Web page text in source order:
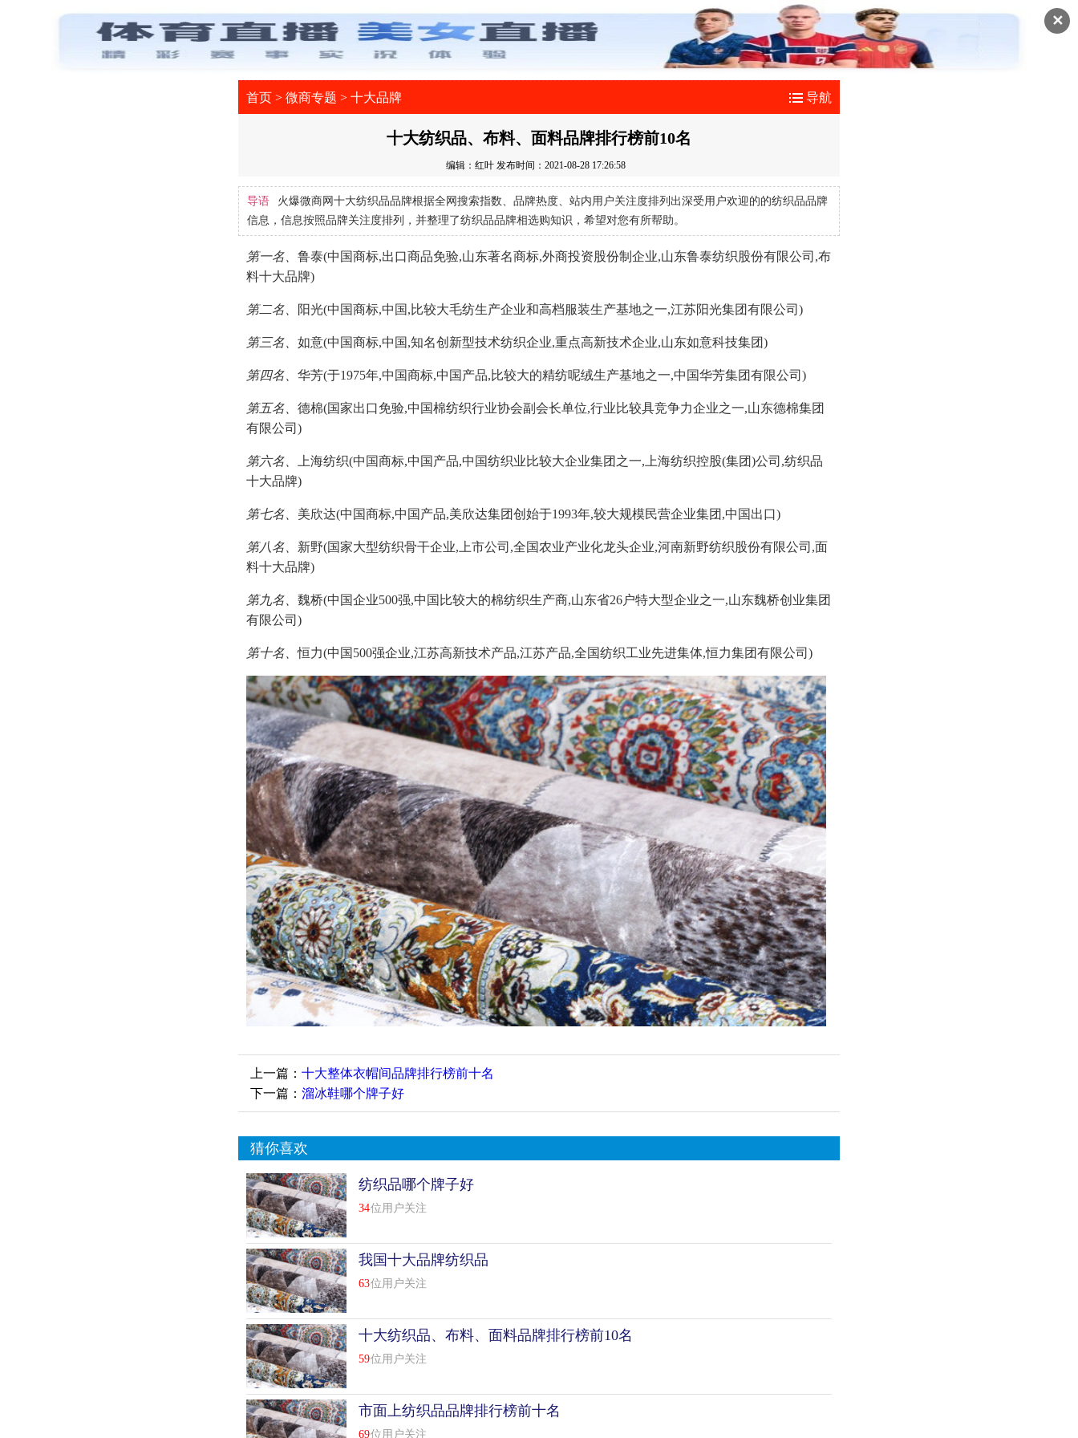
✕
首页 > 微商专题 > 十大品牌 导航
十大纺织品、布料、面料品牌排行榜前10名
编辑：红叶 发布时间：2021-08-28 17:26:58
导语
火爆微商网十大纺织品品牌根据全网搜索指数、品牌热度、站内用户关注度排列出深受用户欢迎的的纺织品品牌
信息，信息按照品牌关注度排列，并整理了纺织品品牌相选购知识，希望对您有所帮助。
第一名、 鲁泰(中国商标,出口商品免验,山东著名商标,外商投资股份制企业,山东鲁泰纺织股份有限公司,布
料十大品牌)
第二名、 阳光(中国商标,中国,比较大毛纺生产企业和高档服装生产基地之一,江苏阳光集团有限公司)
第三名、 如意(中国商标,中国,知名创新型技术纺织企业,重点高新技术企业,山东如意科技集团)
第四名、 华芳(于1975年,中国商标,中国产品,比较大的精纺呢绒生产基地之一,中国华芳集团有限公司)
第五名、 德棉(国家出口免验,中国棉纺织行业协会副会长单位,行业比较具竞争力企业之一,山东德棉集团
有限公司)
第六名、
上海纺织(中国商标,中国产品,中国纺织业比较大企业集团之一,上海纺织控股(集团)公司,纺织品
十大品牌)
第七名、 美欣达(中国商标,中国产品,美欣达集团创始于1993年,较大规模民营企业集团,中国出口)
第八名、 新野(国家大型纺织骨干企业,上市公司,全国农业产业化龙头企业,河南新野纺织股份有限公司,面
料十大品牌)
第九名、 魏桥(中国企业500强,中国比较大的棉纺织生产商,山东省26户特大型企业之一,山东魏桥创业集团
有限公司)
第十名、恒力(中国500强企业,江苏高新技术产品,江苏产品,全国纺织工业先进集体,恒力集团有限公司)
上一篇： 十大整体衣帽间品牌排行榜前十名
下一篇： 溜冰鞋哪个牌子好
猜你喜欢
纺织品哪个牌子好
34位用户关注
我国十大品牌纺织品
63位用户关注
十大纺织品、布料、面料品牌排行榜前10名
59位用户关注
市面上纺织品品牌排行榜前十名
69位用户关注